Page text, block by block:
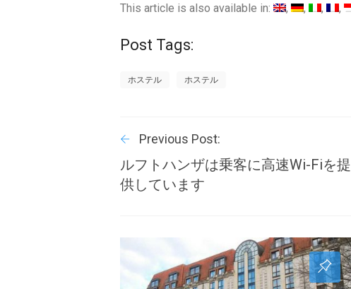
This article is also available in:
Post Tags:
ホステル ホステル
Previous Post:
ルフトハンザは乗客に高速Wi-Fiを提
供しています